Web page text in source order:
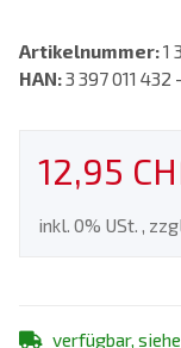
Artikelnummer:1
HAN:3 397 011 432
12,95
inkl. 0% USt. , zzgl.
verfügbar,